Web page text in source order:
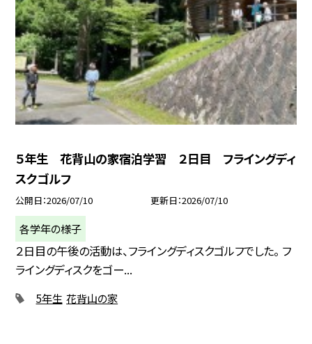
５年生 花背山の家宿泊学習 ２日目 フライングディ
スクゴルフ
公開日 2026/07/10 更新日 2026/07/10
各学年の様子
２日目の午後の活動は、フライングディスクゴルフでした。 フ
ライングディスクをゴー...
5年生 花背山の家